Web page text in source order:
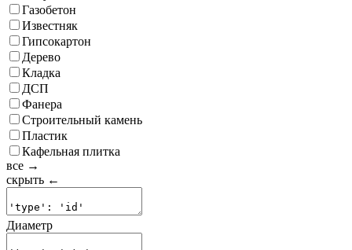
Газобетон
Известняк
Гипсокартон
Дерево
Кладка
ДСП
Фанера
Строительный камень
Пластик
Кафельная плитка
все →
скрыть ←
Диаметр